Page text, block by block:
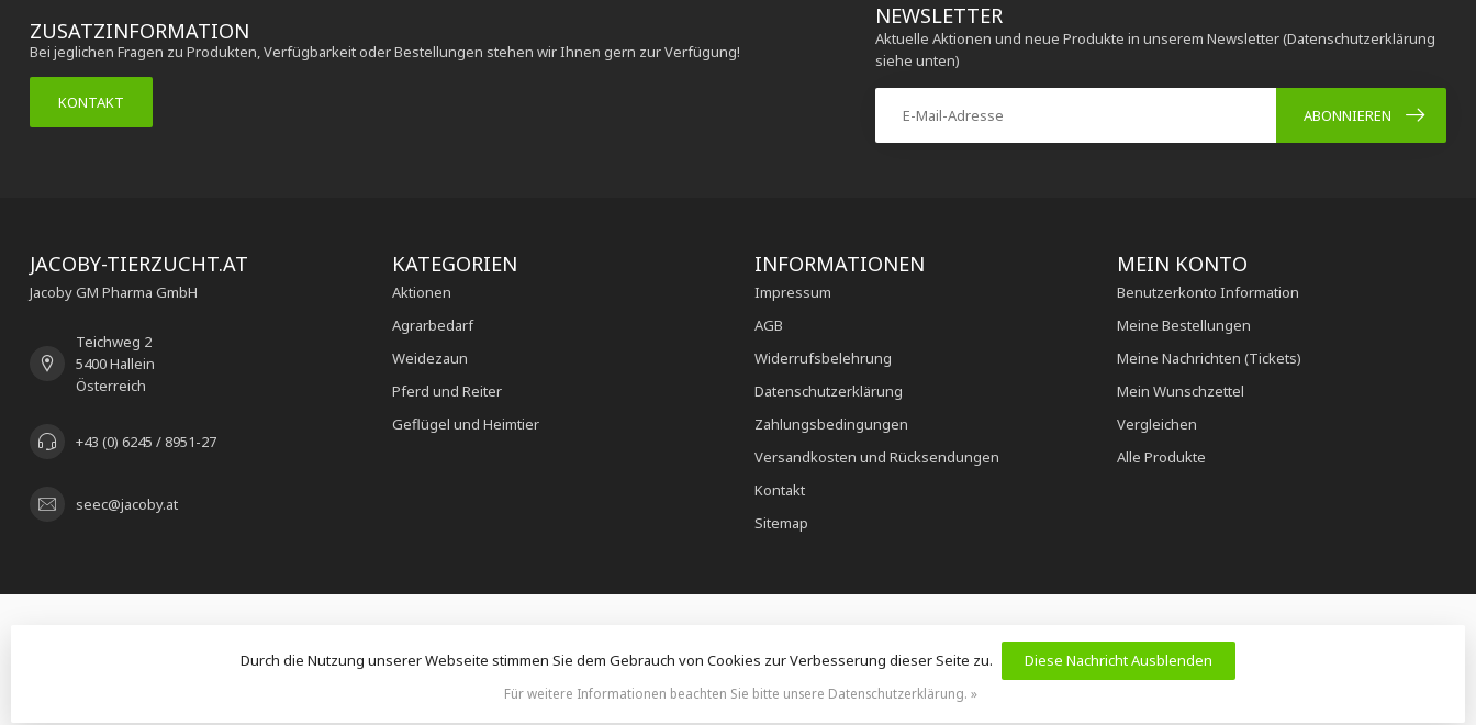
ZUSATZINFORMATION
Bei jeglichen Fragen zu Produkten, Verfügbarkeit oder Bestellungen stehen wir Ihnen gern zur Verfügung!
KONTAKT
NEWSLETTER
Aktuelle Aktionen und neue Produkte in unserem Newsletter (Datenschutzerklärung
siehe unten)
ABONNIEREN
JACOBY-TIERZUCHT.AT
Jacoby GM Pharma GmbH
Teichweg 2
5400 Hallein
Österreich
+43 (0) 6245 / 8951-27
seec@jacoby.at
KATEGORIEN
Aktionen
Agrarbedarf
Weidezaun
Pferd und Reiter
Geflügel und Heimtier
INFORMATIONEN
Impressum
AGB
Widerrufsbelehrung
Datenschutzerklärung
Zahlungsbedingungen
Versandkosten und Rücksendungen
Kontakt
Sitemap
MEIN KONTO
Benutzerkonto Information
Meine Bestellungen
Meine Nachrichten (Tickets)
Mein Wunschzettel
Vergleichen
Alle Produkte
© Copyright 2026 jacoby-tierzucht.at
Durch die Nutzung unserer Webseite stimmen Sie dem Gebrauch von Cookies zur Verbesserung dieser Seite zu. Diese Nachricht Ausblenden
Für weitere Informationen beachten Sie bitte unsere Datenschutzerklärung. »